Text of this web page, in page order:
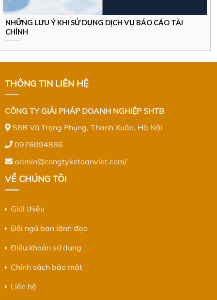
NHỮNG LƯU Ý KHI SỬ DỤNG DỊCH VỤ BÁO CÁO TÀI
CHÍNH
THÔNG TIN LIÊN HỆ
CÔNG TY GIẢI PHÁP DOANH NGHIỆP SHTB
58B Vũ Trọng Phụng, Thanh Xuân, Hà Nội
0976094886
admin@congtyketoanviet.com/
VỀ CHÚNG TÔI
Giới thiệu
Đội ngũ ban lãnh đạo
Điều khoản sử dụng
Chính sách bảo mật
Liên hệ